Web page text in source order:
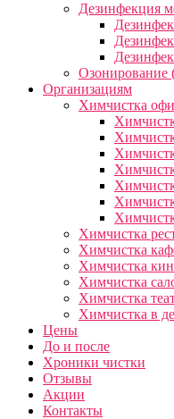
Дезинфекция
Озонирование
Организациям
Химчистка
Химчистка
Химчистка
Химчистка
Химчистка
Химчистка
Химчистка в
Цены
До и после
Хроники чистки
Отзывы
Акции
Контакты